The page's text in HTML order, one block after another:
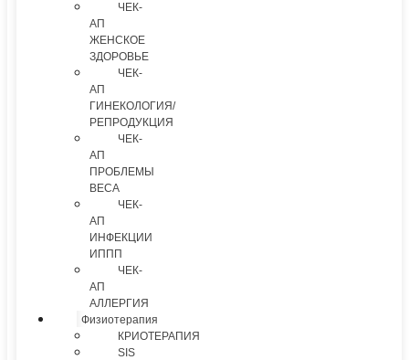
ЧЕК-
АП
ЖЕНСКОЕ
ЗДОРОВЬЕ
ЧЕК-
АП
ГИНЕКОЛОГИЯ/
РЕПРОДУКЦИЯ
ЧЕК-
АП
ПРОБЛЕМЫ
ВЕСА
ЧЕК-
АП
ИНФЕКЦИИ
ИППП
ЧЕК-
АП
АЛЛЕРГИЯ
Физиотерапия
КРИОТЕРАПИЯ
SIS